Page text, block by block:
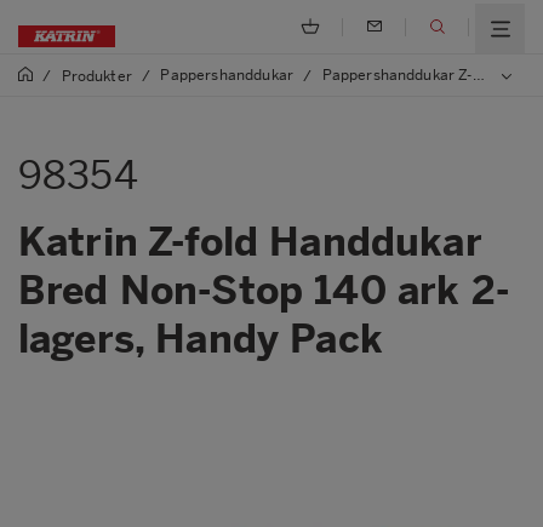
/ Produkter / Pappershanddukar / Pappershanddukar Z-vikta, One/Non Stop
98354
Katrin Z-fold Handdukar
Bred Non-Stop 140 ark 2-
lagers, Handy Pack